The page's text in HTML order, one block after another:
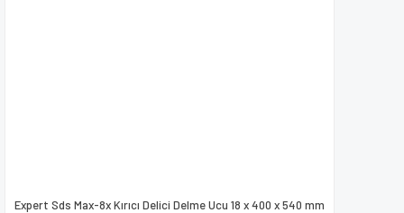
Expert Sds Max-8x Kırıcı Delici Delme Ucu 18 x 400 x 540 mm